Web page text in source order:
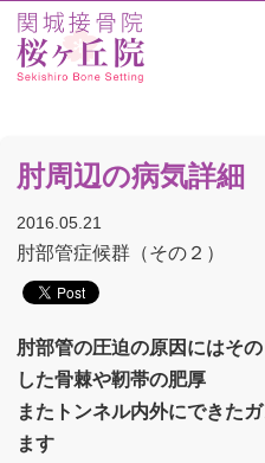
肘周辺の病気詳細
2016.05.21
肘部管症候群（その２）
肘部管の圧迫の原因にはそ
した骨棘や靭帯の肥厚
またトンネル内外にできた
ます